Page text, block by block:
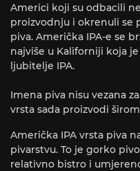
Americi koji su odbacili
proizvodnju i okrenuli se
piva. Američka IPA-e se
najviše u Kaliforniji koja
ljubitelje IPA.
Imena piva nisu vezana
vrsta sada proizvodi
Američka IPA vrsta piva
pivarstvu. To je gorko
relativno bistro i